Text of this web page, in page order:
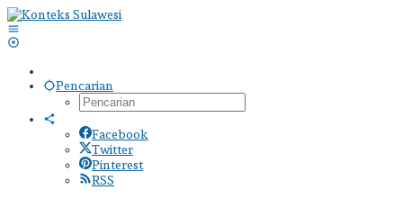
Lewati
ke
konten
Pencarian
Facebook
Twitter
Pinterest
RSS